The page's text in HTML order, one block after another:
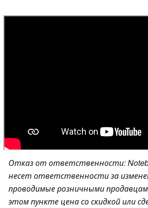
Отказ от ответственности:
несет ответственности за
проводимые розничными
этом пункте цена со скидкой или